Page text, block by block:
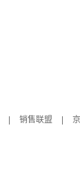
销售联盟